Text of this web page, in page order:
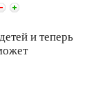
и теперь